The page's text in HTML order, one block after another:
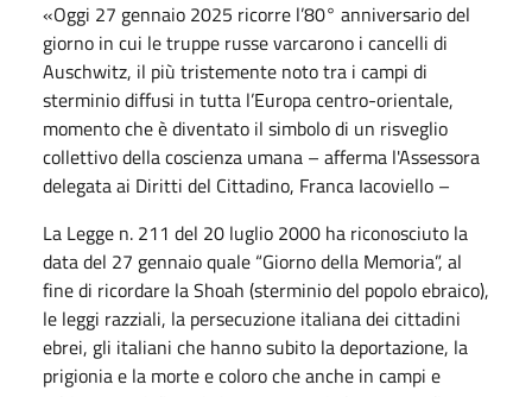
«Oggi 27 gennaio 2025 ricorre l’80° anniversario del
giorno in cui le truppe russe varcarono i cancelli di
Auschwitz, il più tristemente noto tra i campi di
sterminio diffusi in tutta l’Europa centro-orientale,
momento che è diventato il simbolo di un risveglio
collettivo della coscienza umana – afferma l'Assessora
delegata ai Diritti del Cittadino, Franca Iacoviello –
La Legge n. 211 del 20 luglio 2000 ha riconosciuto la
data del 27 gennaio quale “Giorno della Memoria”, al
fine di ricordare la Shoah (sterminio del popolo ebraico),
le leggi razziali, la persecuzione italiana dei cittadini
ebrei, gli italiani che hanno subito la deportazione, la
prigionia e la morte e coloro che anche in campi e